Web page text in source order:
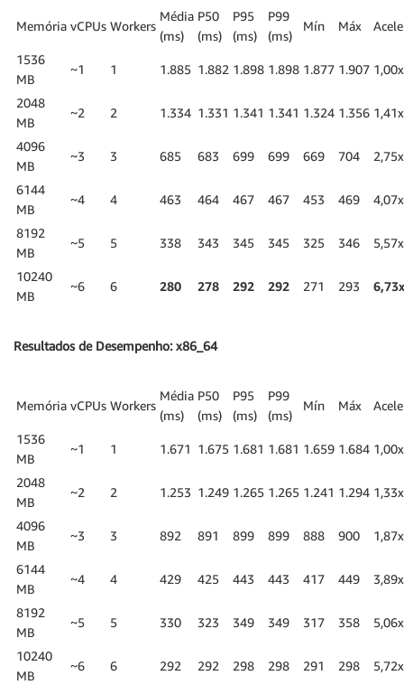
Memória vCPUs Workers
Média
(ms)
P50
(ms)
P95
(ms)
P99
(ms)
Mín Máx
1536
MB
~1 1 1.885 1.882 1.898 1.898 1.877 1.907 1,00x
2048
MB
~2 2 1.334 1.331 1.341 1.341 1.324 1.356 1,41x
4096
MB
~3 3 685 683 699 699 669 704 2,75x
6144
MB
~4 4 463 464 467 467 453 469 4,07x
8192
MB
~5 5 338 343 345 345 325 346 5,57x
10240
MB
~6 6 280 278 292 292 271 293 6,73x
Resultados de Desempenho: x86_64
Memória vCPUs Workers
Média
(ms)
P50
(ms)
P95
(ms)
P99
(ms)
Mín Máx
1536
MB
~1 1 1.671 1.675 1.681 1.681 1.659 1.684 1,00x
2048
MB
~2 2 1.253 1.249 1.265 1.265 1.241 1.294 1,33x
4096
MB
~3 3 892 891 899 899 888 900 1,87x
6144
MB
~4 4 429 425 443 443 417 449 3,89x
8192
MB
~5 5 330 323 349 349 317 358 5,06x
10240
MB
~6 6 292 292 298 298 291 298 5,72x